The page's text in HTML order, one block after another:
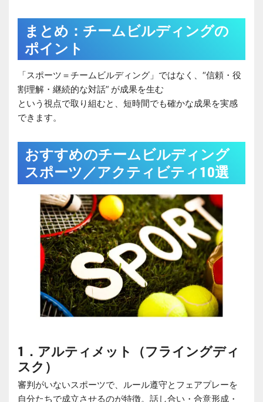
まとめ：チームビルディングの
ポイント
「スポーツ＝チームビルディング」ではなく、“信頼・役
割理解・継続的な対話” が成果を生む
という視点で取り組むと、短時間でも確かな成果を実感
できます。
おすすめのチームビルディング
スポーツ／アクティビティ10選
1 ．アルティメット（フライングディ
スク）
審判がいないスポーツで、ルール遵守とフェアプレーを
自分たちで成立させるのが特徴。話し合い・合意形成・